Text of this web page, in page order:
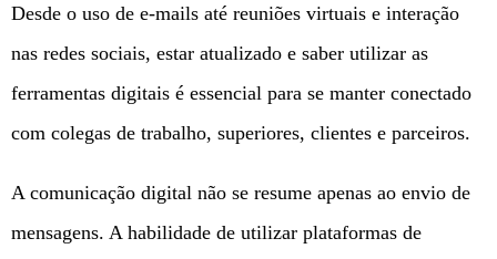
Desde o uso de e-mails até reuniões virtuais e interação
nas redes sociais, estar atualizado e saber utilizar as
ferramentas digitais é essencial para se manter conectado
com colegas de trabalho, superiores, clientes e parceiros.
A comunicação digital não se resume apenas ao envio de
mensagens. A habilidade de utilizar plataformas de